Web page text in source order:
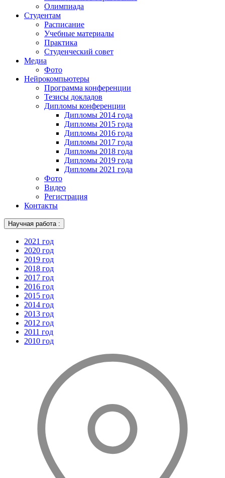
Олимпиада
Студентам
Расписание
Учебные материалы
Практика
Студенческий совет
Медиа
Фото
Нейрокомпьютеры
Программа конференции
Тезисы докладов
Дипломы конференции
Дипломы 2014 года
Дипломы 2015 года
Дипломы 2016 года
Дипломы 2017 года
Дипломы 2018 года
Дипломы 2019 года
Дипломы 2021 года
Фото
Видео
Регистрация
Контакты
Научная работа :
2021 год
2020 год
2019 год
2018 год
2017 год
2016 год
2015 год
2014 год
2013 год
2012 год
2011 год
2010 год